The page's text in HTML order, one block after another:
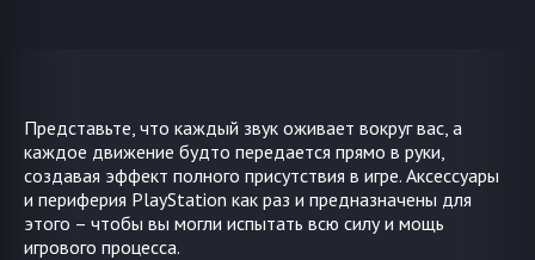
Представьте, что каждый звук оживает вокруг вас, а
каждое движение будто передается прямо в руки,
создавая эффект полного присутствия в игре. Аксессуары
и периферия PlayStation как раз и предназначены для
этого – чтобы вы могли испытать всю силу и мощь
игрового процесса.